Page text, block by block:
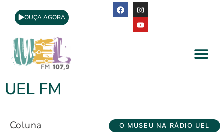
OUÇA AGORA
UEL FM
Coluna O MUSEU NA RÁDIO UEL